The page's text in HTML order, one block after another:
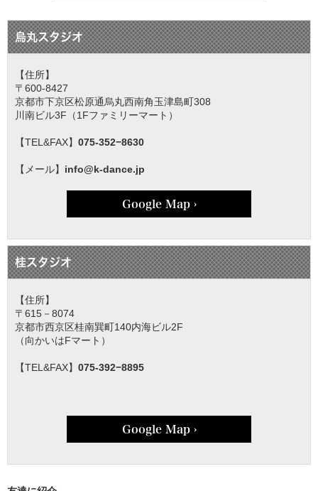
烏丸スタジオ
【住所】
〒600-8427
京都市下京区松原通烏丸西南角玉津島町308
川南ビル3F（1Fファミリーマート）
【TEL&FAX】 075-352−8630
【メール】 info@k-dance.jp
Google Map ›
桂スタジオ
【住所】
〒615－8074
京都市西京区桂南巽町140内海ビル2F
（向かいはFマート）
【TEL&FAX】 075-392−8895
Google Map ›